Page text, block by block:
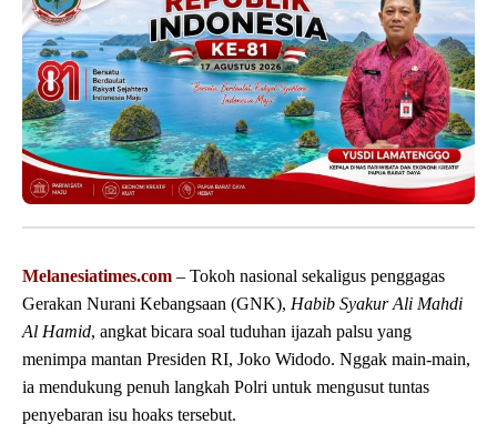
Melanesiatimes.com – Tokoh nasional sekaligus penggagas
Gerakan Nurani Kebangsaan (GNK), Habib Syakur Ali Mahdi
Al Hamid, angkat bicara soal tuduhan ijazah palsu yang
menimpa mantan Presiden RI, Joko Widodo. Nggak main-main,
ia mendukung penuh langkah Polri untuk mengusut tuntas
penyebaran isu hoaks tersebut.